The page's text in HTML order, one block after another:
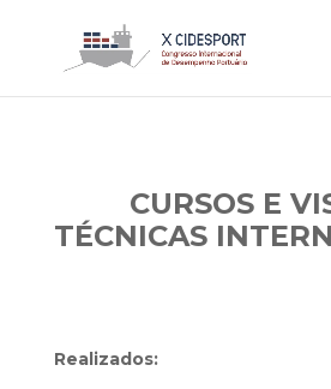
CURSOS E
TÉCNICAS
Realizados: